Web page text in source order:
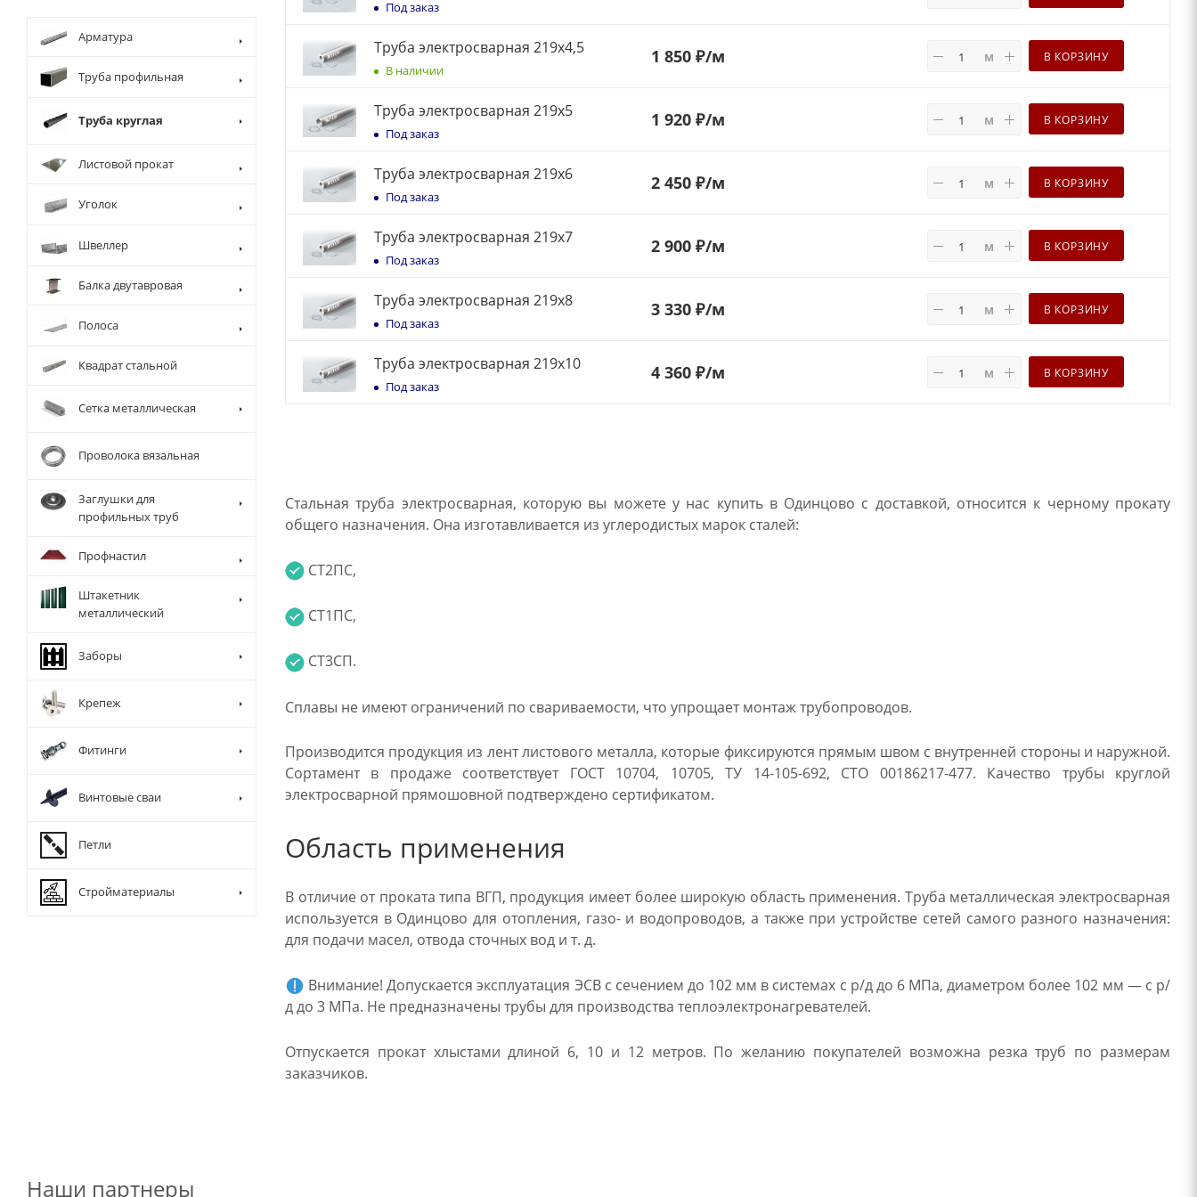
Под заказ
Труба электросварная 219х4,5
В наличии
1 850 ₽/м м В КОРЗИНУ
Труба электросварная 219х5
Под заказ
1 920 ₽/м м В КОРЗИНУ
Труба электросварная 219х6
Под заказ
2 450 ₽/м м В КОРЗИНУ
Труба электросварная 219х7
Под заказ
2 900 ₽/м м В КОРЗИНУ
Труба электросварная 219х8
Под заказ
3 330 ₽/м м В КОРЗИНУ
Труба электросварная 219х10
Под заказ
4 360 ₽/м м В КОРЗИНУ
Стальная труба электросварная, которую вы можете у нас купить в Одинцово с доставкой, относится к черному прокату
общего назначения. Она изготавливается из углеродистых марок сталей:
СТ2ПС,
СТ1ПС,
СТ3СП.
Сплавы не имеют ограничений по свариваемости, что упрощает монтаж трубопроводов.
Производится продукция из лент листового металла, которые фиксируются прямым швом с внутренней стороны и наружной.
Сортамент в продаже соответствует ГОСТ 10704, 10705, ТУ 14-105-692, СТО 00186217-477. Качество трубы круглой
электросварной прямошовной подтверждено сертификатом.
Область применения
В отличие от проката типа ВГП, продукция имеет более широкую область применения. Труба металлическая электросварная
используется в Одинцово для отопления, газо- и водопроводов, а также при устройстве сетей самого разного назначения:
для подачи масел, отвода сточных вод и т. д.
Внимание! Допускается эксплуатация ЭСВ с сечением до 102 мм в системах с р/д до 6 МПа, диаметром более 102 мм — с р/
д до 3 МПа. Не предназначены трубы для производства теплоэлектронагревателей.
Отпускается прокат хлыстами длиной 6, 10 и 12 метров. По желанию покупателей возможна резка труб по размерам
заказчиков.
Арматура
Труба профильная
Труба круглая
Листовой прокат
Уголок
Швеллер
Балка двутавровая
Полоса
Квадрат стальной
Сетка металлическая
Проволока вязальная
Заглушки для
профильных труб
Профнастил
Штакетник
металлический
Заборы
Крепеж
Фитинги
Винтовые сваи
Петли
Стройматериалы
Наши партнеры